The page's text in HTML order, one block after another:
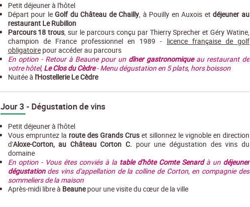
Petit déjeuner à l'hôtel
Départ pour leGolf du Château de Chailly, à Pouilly en Auxois etdéjeuner au
restaurant Le Rubillon
Parcours 18 trous, sur le parcours conçu par Thierry Sprecher et Géry Watine,
champion de France professionnel en 1989 - licence française de golf
obligatoirepour accéder au parcours
En option - Retour à Beaune pour un dîner gastronomiqueau restaurant de
votre hôtel, Le Clos du Cèdre- Menu dégustation en 5 plats, hors boisson
Nuitée à l'Hostellerie Le Cèdre
Jour 3 - Dégustation de vins
Petit déjeuner à l'hôtel
Vous empruntez la route des Grands Cruset sillonnez le vignoble en direction
d'Aloxe-Corton, au Château Corton C. pour une dégustation des vins du
domaine
En option - Vous êtes conviés à latable d'hôte Comte Senardà un déjeuner
dégustationdes vins d'appellation de la colline de Corton, en compagnie des
sommeliers de la maison
Après-midi libre à Beaunepour une visite du cœur de la ville